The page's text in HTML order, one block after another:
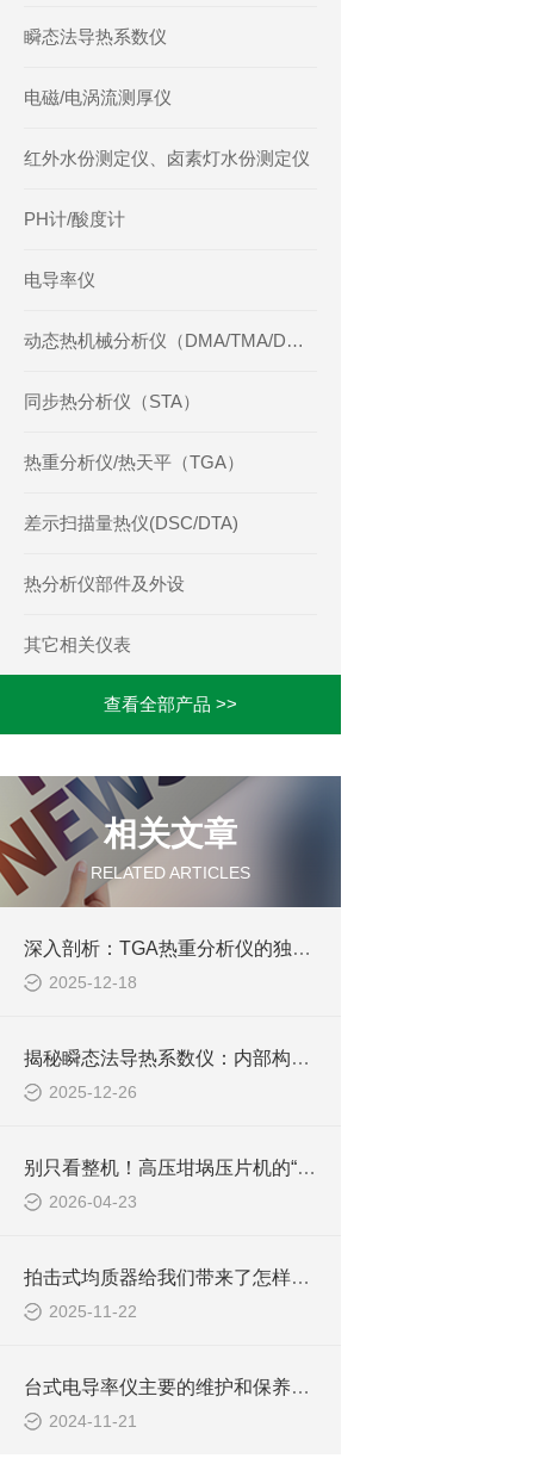
瞬态法导热系数仪
电磁/电涡流测厚仪
红外水份测定仪、卤素灯水份测定仪
PH计/酸度计
电导率仪
动态热机械分析仪（DMA/TMA/DMTA）
同步热分析仪（STA）
热重分析仪/热天平（TGA）
差示扫描量热仪(DSC/DTA)
热分析仪部件及外设
其它相关仪表
查看全部产品 >>
相关文章
RELATED ARTICLES
深入剖析：TGA热重分析仪的独特构造与功能特点
2025-12-18
揭秘瞬态法导热系数仪：内部构造全解析
2025-12-26
别只看整机！高压坩埚压片机的“幕后功臣”，竟是这些核心组件
2026-04-23
拍击式均质器给我们带来了怎样的特点呢？
2025-11-22
台式电导率仪主要的维护和保养措施
2024-11-21